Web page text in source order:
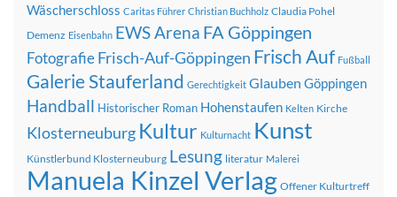
Wäscherschloss Caritas Führer Christian Buchholz Claudia Pohel
Demenz Eisenbahn EWS Arena FA Göppingen
FotografieFrisch-Auf-Göppingen Frisch Auf Fußball
Galerie Stauferland Gerechtigkeit Glauben Göppingen
Handball Historischer Roman Hohenstaufen Kelten Kirche
Klosterneuburg Kultur Kulturnacht Kunst
Künstlerbund Klosterneuburg Lesung literatur Malerei
Manuela Kinzel Verlag Offener Kulturtreff